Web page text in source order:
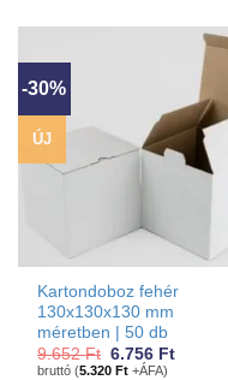
-30%
ÚJ
Kartondoboz fehér
130x130x130 mm
méretben | 50 db
9.652Ft Original
price
6.756 FtCurrent
bruttó (5.320Ft +ÁFA)